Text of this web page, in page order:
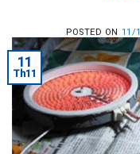
POSTED ON 11/
11
Th11